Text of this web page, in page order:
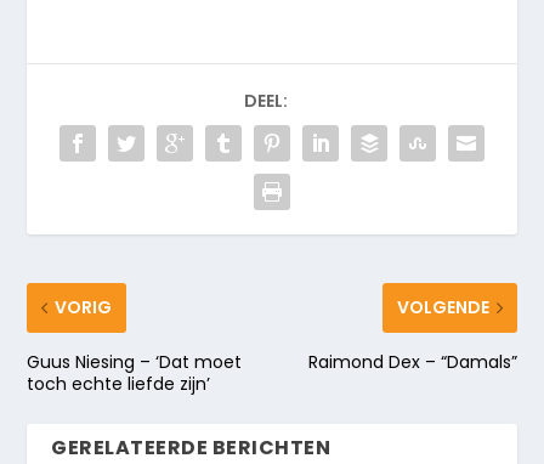
DEEL:
VORIG
Guus Niesing – ‘Dat moet
toch echte liefde zijn’
VOLGENDE
Raimond Dex – “Damals”
GERELATEERDE BERICHTEN